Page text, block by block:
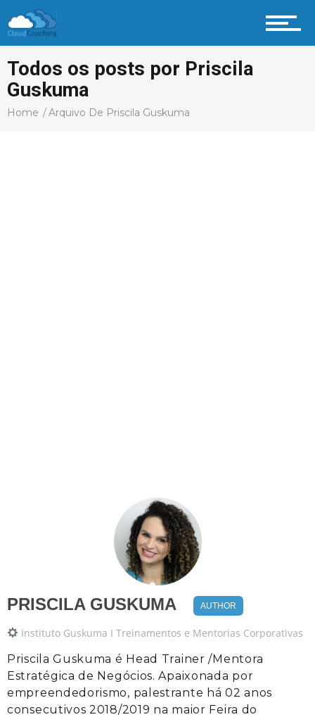
Profissional Coach
Aprenda
Todos os posts por Priscila
Guskuma
Home Arquivo De Priscila Guskuma
PRISCILA GUSKUMA AUTHOR
Instituto Guskuma I Treinamentos e Mentorias Corporativas
Priscila Guskuma é Head Trainer /Mentora
Estratégica de Negócios. Apaixonada por
empreendedorismo, palestrante há 02 anos
consecutivos 2018/2019 na maior Feira do